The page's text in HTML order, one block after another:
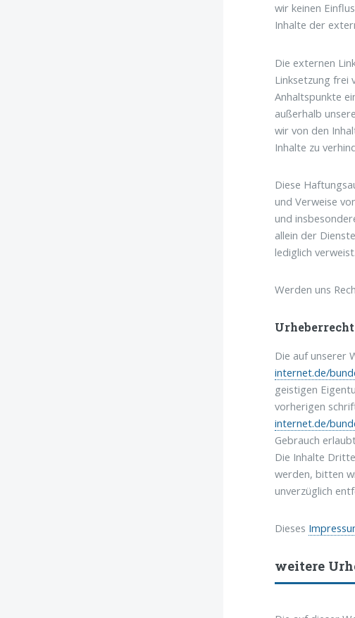
wir keinen
Inhalte der
Die externen
Linksetzung frei
Anhaltspunkte
außerhalb
wir von den
Inhalte zu
Diese
und Verweise
und
allein der
lediglich verweist.
Werden uns
Urheberrecht
Die auf unserer
internet.de/
geistigen
vorherigen
internet.de/
Gebrauch
Die Inhalte
werden, bitten
unverzüglich
Dieses
weitere